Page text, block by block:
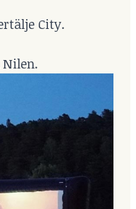
City.
Nilen.